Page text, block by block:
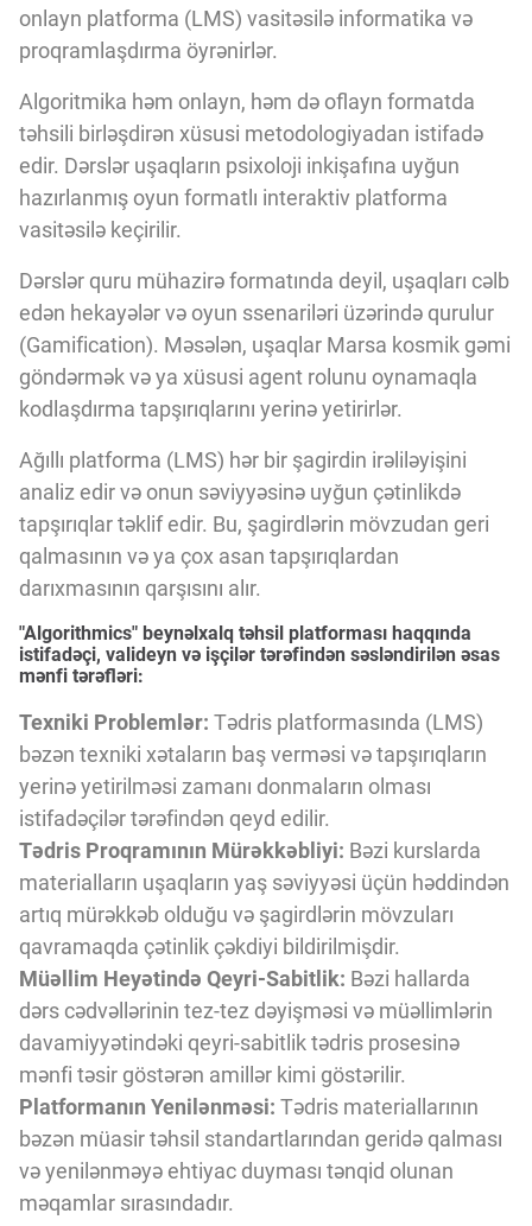
onlayn platforma (LMS) vasitəsilə informatika və
proqramlaşdırma öyrənirlər.
Algoritmika həm onlayn, həm də oflayn formatda
təhsili birləşdirən xüsusi metodologiyadan istifadə
edir. Dərslər uşaqların psixoloji inkişafına uyğun
hazırlanmış oyun formatlı interaktiv platforma
vasitəsilə keçirilir.
Dərslər quru mühazirə formatında deyil, uşaqları cəlb
edən hekayələr və oyun ssenariləri üzərində qurulur
(Gamification). Məsələn, uşaqlar Marsa kosmik gəmi
göndərmək və ya xüsusi agent rolunu oynamaqla
kodlaşdırma tapşırıqlarını yerinə yetirirlər.
Ağıllı platforma (LMS) hər bir şagirdin irəliləyişini
analiz edir və onun səviyyəsinə uyğun çətinlikdə
tapşırıqlar təklif edir. Bu, şagirdlərin mövzudan geri
qalmasının və ya çox asan tapşırıqlardan
darıxmasının qarşısını alır.
"Algorithmics" beynəlxalq təhsil platforması haqqında
istifadəçi, valideyn və işçilər tərəfindən səsləndirilən əsas
mənfi tərəfləri:
Texniki Problemlər: Tədris platformasında (LMS)
bəzən texniki xətaların baş verməsi və tapşırıqların
yerinə yetirilməsi zamanı donmaların olması
istifadəçilər tərəfindən qeyd edilir.
Tədris Proqramının Mürəkkəbliyi: Bəzi kurslarda
materialların uşaqların yaş səviyyəsi üçün həddindən
artıq mürəkkəb olduğu və şagirdlərin mövzuları
qavramaqda çətinlik çəkdiyi bildirilmişdir.
Müəllim Heyətində Qeyri-Sabitlik: Bəzi hallarda
dərs cədvəllərinin tez-tez dəyişməsi və müəllimlərin
davamiyyətindəki qeyri-sabitlik tədris prosesinə
mənfi təsir göstərən amillər kimi göstərilir.
Platformanın Yenilənməsi: Tədris materiallarının
bəzən müasir təhsil standartlarından geridə qalması
və yenilənməyə ehtiyac duyması tənqid olunan
məqamlar sırasındadır.